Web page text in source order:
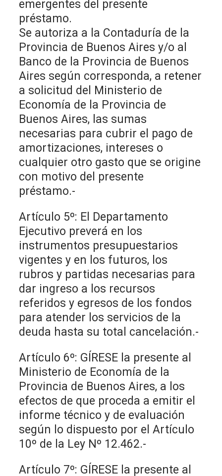
emergentes del presente
préstamo.
Se autoriza a la Contaduría de la
Provincia de Buenos Aires y/o al
Banco de la Provincia de Buenos
Aires según corresponda, a retener
a solicitud del Ministerio de
Economía de la Provincia de
Buenos Aires, las sumas
necesarias para cubrir el pago de
amortizaciones, intereses o
cualquier otro gasto que se origine
con motivo del presente
préstamo.-
Artículo 5º: El Departamento
Ejecutivo preverá en los
instrumentos presupuestarios
vigentes y en los futuros, los
rubros y partidas necesarias para
dar ingreso a los recursos
referidos y egresos de los fondos
para atender los servicios de la
deuda hasta su total cancelación.-
Artículo 6º: GÍRESE la presente al
Ministerio de Economía de la
Provincia de Buenos Aires, a los
efectos de que proceda a emitir el
informe técnico y de evaluación
según lo dispuesto por el Artículo
10º de la Ley Nº 12.462.-
Artículo 7º: GÍRESE la presente al